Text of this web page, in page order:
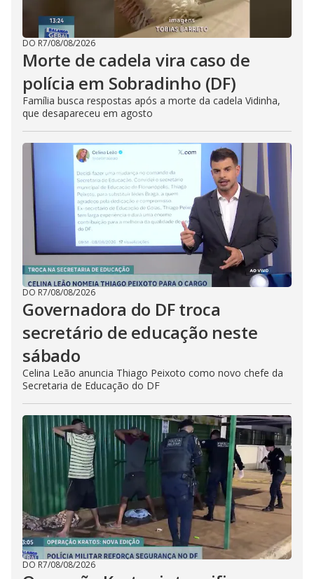
DO R7/08/08/2026
Morte de cadela vira caso de
polícia em Sobradinho (DF)
Família busca respostas após a morte da cadela Vidinha,
que desapareceu em agosto
DO R7/08/08/2026
Governadora do DF troca
secretário de educação neste
sábado
Celina Leão anuncia Thiago Peixoto como novo chefe da
Secretaria de Educação do DF
DO R7/08/08/2026